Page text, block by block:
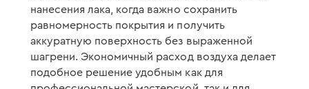
нанесения лака, когда важно сохранить
равномерность покрытия и получить
аккуратную поверхность без выраженной
шагрени. Экономичный расход воздуха делает
подобное решение удобным как для